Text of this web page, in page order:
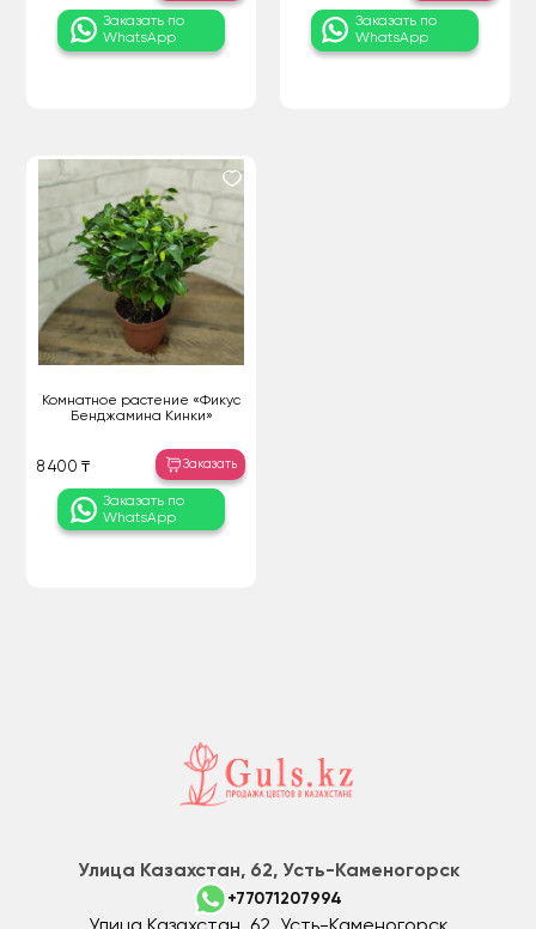
Заказать по
WhatsApp
Заказать по
WhatsApp
Комнатное растение «Фикус
Бенджамина Кинки»
8 400 ₸ Заказать
Заказать по
WhatsApp
Улица Казахстан, 62, Усть-Каменогорск
+77071207994